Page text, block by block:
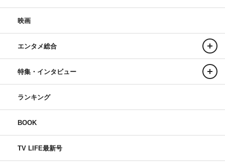
映画
エンタメ総合
特集・インタビュー
ランキング
BOOK
TV LIFE最新号